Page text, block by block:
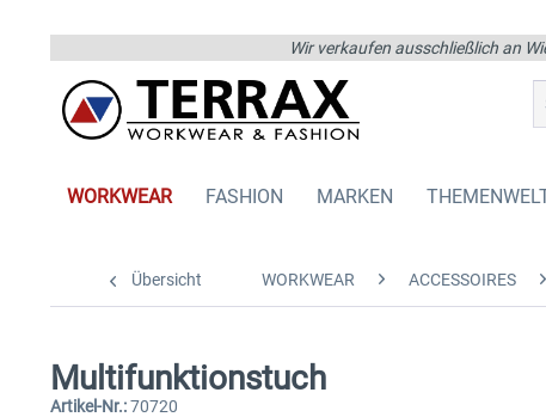
Wir verkaufen ausschließlich an
WORKWEAR FASHION MARKEN
Übersicht WORKWEAR ACCESSOIRES
Multifunktionstuch
Artikel-Nr.:70720